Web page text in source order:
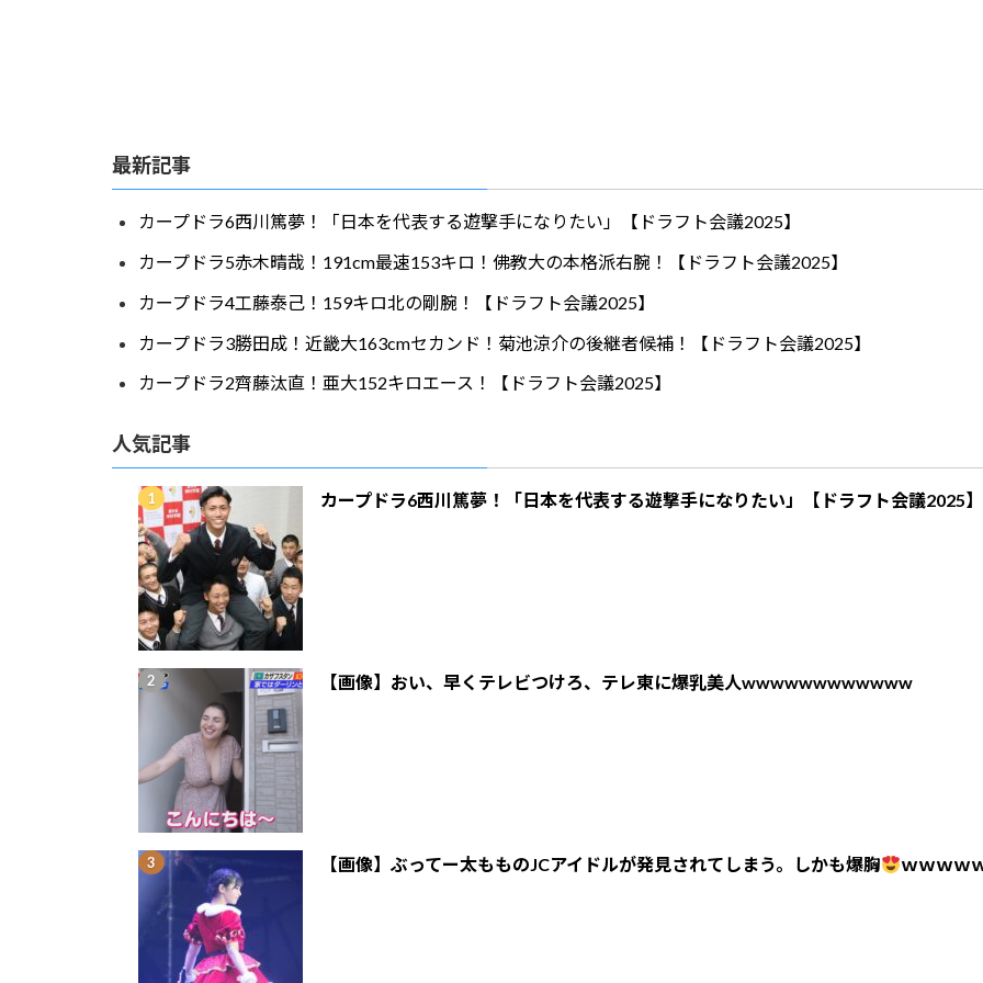
最新記事
カープドラ6西川篤夢！「日本を代表する遊撃手になりたい」【ドラフト会議2025】
カープドラ5赤木晴哉！191cm最速153キロ！佛教大の本格派右腕！【ドラフト会議2025】
カープドラ4工藤泰己！159キロ北の剛腕！【ドラフト会議2025】
カープドラ3勝田成！近畿大163cmセカンド！菊池涼介の後継者候補！【ドラフト会議2025】
カープドラ2齊藤汰直！亜大152キロエース！【ドラフト会議2025】
人気記事
カープドラ6西川篤夢！「日本を代表する遊撃手になりたい」【ドラフト会議2025】
【画像】おい、早くテレビつけろ、テレ東に爆乳美人wwwwwwwwwwww
【画像】ぶってー太もものJCアイドルが発見されてしまう。しかも爆胸 ｗｗｗｗ